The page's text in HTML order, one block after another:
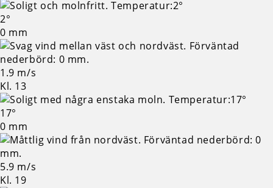
2°
0 mm
1.9 m/s
Kl. 13
17°
0 mm
5.9 m/s
Kl. 19